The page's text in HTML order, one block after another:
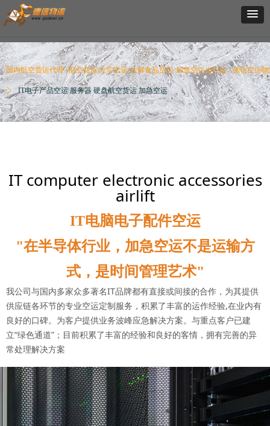
IT电脑电子配件空运
"在半导体行业，加急空运不是运输方
式，是时间管理艺术"
我公司与国内多家众多著名IT品牌都有直接或间接的合作，为其提供
供应链各环节的专业空运定制服务，积累了丰富的运作经验,在业内有
良好的口碑。为客户提供业务波峰应急解决方案。与重点客户已建
立“绿色通道”；目前积累了丰富的经验和良好的客情，拥有完善的异
常处理解决方案
IT computer electronic accessories
airlift
国内航空货运代理 | 航空货运|大宗空运·生鲜食品空运·加急空运当日达 - 德信空运
ꄲ IT电子产品空运 服务器 硬盘航空货运 加急空运